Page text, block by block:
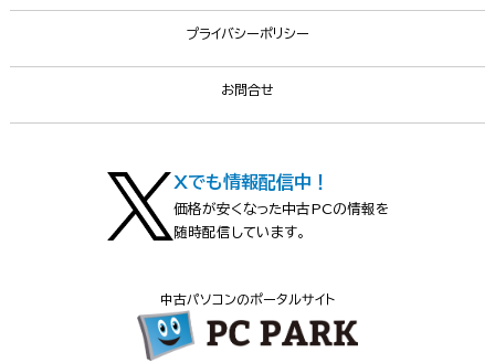
プライバシーポリシー
お問合せ
Xでも情報配信中！
価格が安くなった中古PCの情報を
随時配信しています。
中古パソコンのポータルサイト